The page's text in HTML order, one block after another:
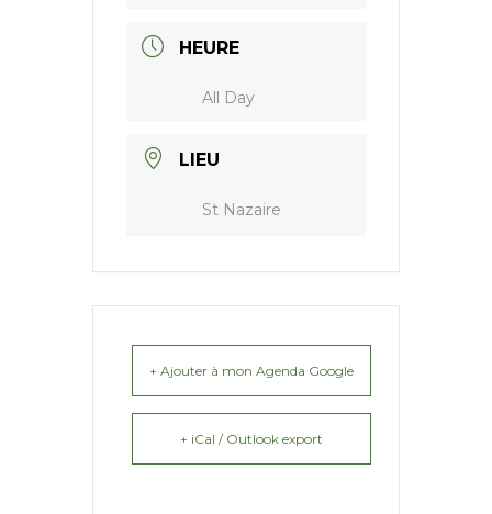
HEURE
All Day
LIEU
St Nazaire
+ Ajouter à mon Agenda Google
+ iCal / Outlook export